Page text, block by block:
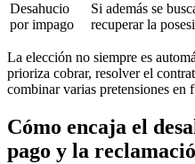
Desahucio
por impago
Si además se
recuperar la
La elección no siempre es
prioriza cobrar, resolver el
combinar varias pretensiones en
Cómo encaja el
pago y la